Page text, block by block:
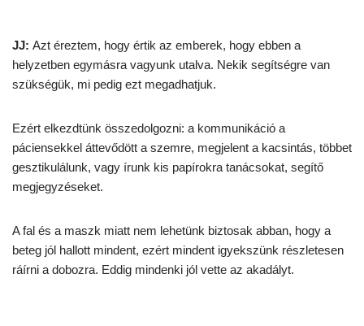
JJ: Azt éreztem, hogy értik az emberek, hogy ebben a
helyzetben egymásra vagyunk utalva. Nekik segítségre van
szükségük, mi pedig ezt megadhatjuk.
Ezért elkezdtünk összedolgozni: a kommunikáció a
páciensekkel áttevődött a szemre, megjelent a kacsintás, többet
gesztikulálunk, vagy írunk kis papírokra tanácsokat, segítő
megjegyzéseket.
A fal és a maszk miatt nem lehetünk biztosak abban, hogy a
beteg jól hallott mindent, ezért mindent igyekszünk részletesen
ráírni a dobozra. Eddig mindenki jól vette az akadályt.